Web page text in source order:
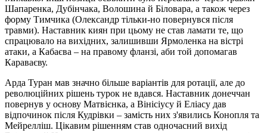
Шапаренка, Дубінчака, Волошина й Біловара, а також через
форму Тимчика (Олександр тільки-но повернувся після
травми). Наставник киян при цьому не став ламати те, що
спрацювало на вихідних, залишивши Ярмоленка на вістрі
атаки, а Кабаєва – на правому фланзі, аби той допомагав
Караваєву.
Арда Туран мав значно більше варіантів для ротації, але до
революційних рішень турок не вдався. Наставник донеччан
повернув у основу Матвієнка, а Вінісіусу й Еліасу дав
відпочинок після Кудрівки – замість них з'явились Конопля та
Мейрелліш. Цікавим рішенням став одночасний вихід